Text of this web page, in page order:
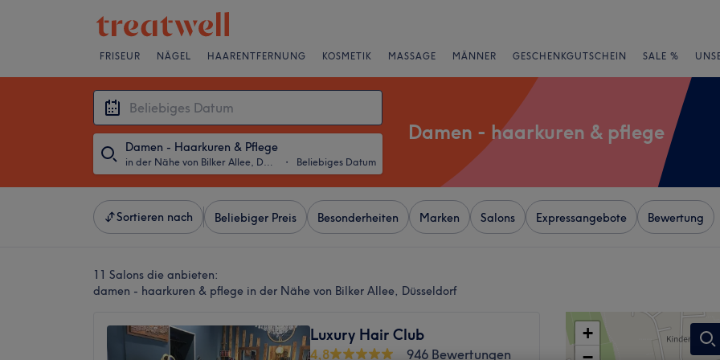
FRISEUR NÄGEL HAARENTFERNUNG KOSMETIK MASSAGE MÄNNER GESCHENKGUTSCHEIN SALE %
Damen - Haarkuren & Pflege
in der Nähe von Bilker Allee, Düsseldorf ・ Beliebiges Datum
Damen - haarkuren & pflege
Sortieren nach Beliebiger Preis Besonderheiten Marken Salons Expressangebote Bewertung
11 Salons die anbieten:
damen - haarkuren & pflege in der Nähe von Bilker Allee, Düsseldorf
Luxury Hair Club
4,8
946 Bewertungen
+